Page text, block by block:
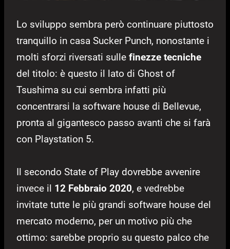
Lo sviluppo sembra però continuare piuttosto
tranquillo in casa Sucker Punch, nonostante i
molti sforzi riversati sulle finezze tecniche
del titolo: è questo il lato di Ghost of
Tsushima su cui sembra infatti più
concentrarsi la software house di Bellevue,
pronta al gigantesco passo avanti che si farà
con Playstation 5.
Il secondo State of Play dovrebbe avvenire
invece il 12 Febbraio 2020, e vedrebbe
invitate tutte le più grandi software house del
mercato moderno, per un motivo più che
ottimo: sarebbe proprio su questo palco che